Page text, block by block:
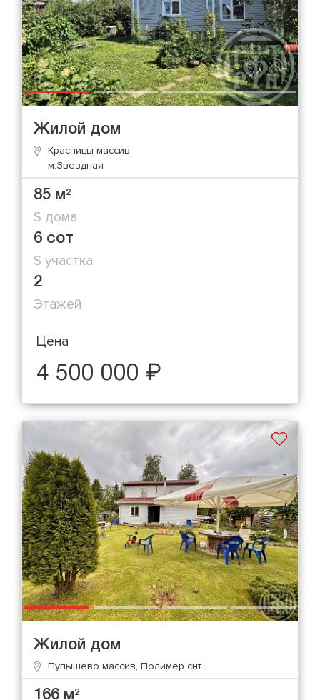
Жилой дом
Красницы массив
м.Звездная
85 м2
S дома
6 сот
S участка
2
Этажей
Цена
4 500 000 ₽
Жилой дом
Пупышево массив, Полимер снт.
166 м2